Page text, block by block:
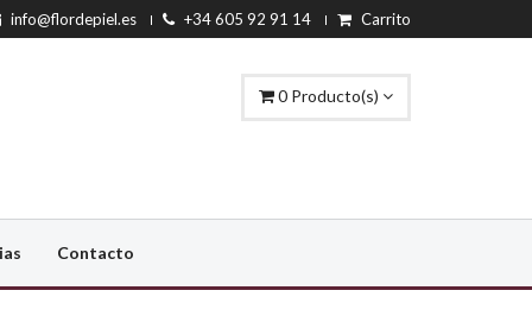
info@flordepiel.es +34 605 92 91 14 Carrito
0 Producto(s)
Contacto